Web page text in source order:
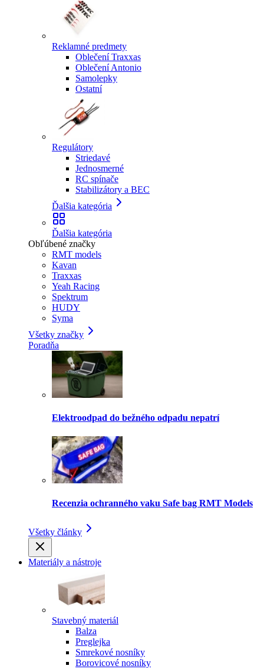
Reklamné predmety
Oblečení Traxxas
Oblečení Antonio
Samolepky
Ostatní
Regulátory
Striedavé
Jednosmerné
RC spínače
Stabilizátory a BEC
Ďalšia kategória
Ďalšia kategória
Obľúbené značky
RMT models
Kavan
Traxxas
Yeah Racing
Spektrum
HUDY
Syma
Všetky značky
Poradňa
Elektroodpad do bežného odpadu nepatrí
Recenzia ochranného vaku Safe bag RMT Models
Všetky články
Materiály a nástroje
Stavebný materiál
Balza
Preglejka
Smrekové nosníky
Borovicové nosníky